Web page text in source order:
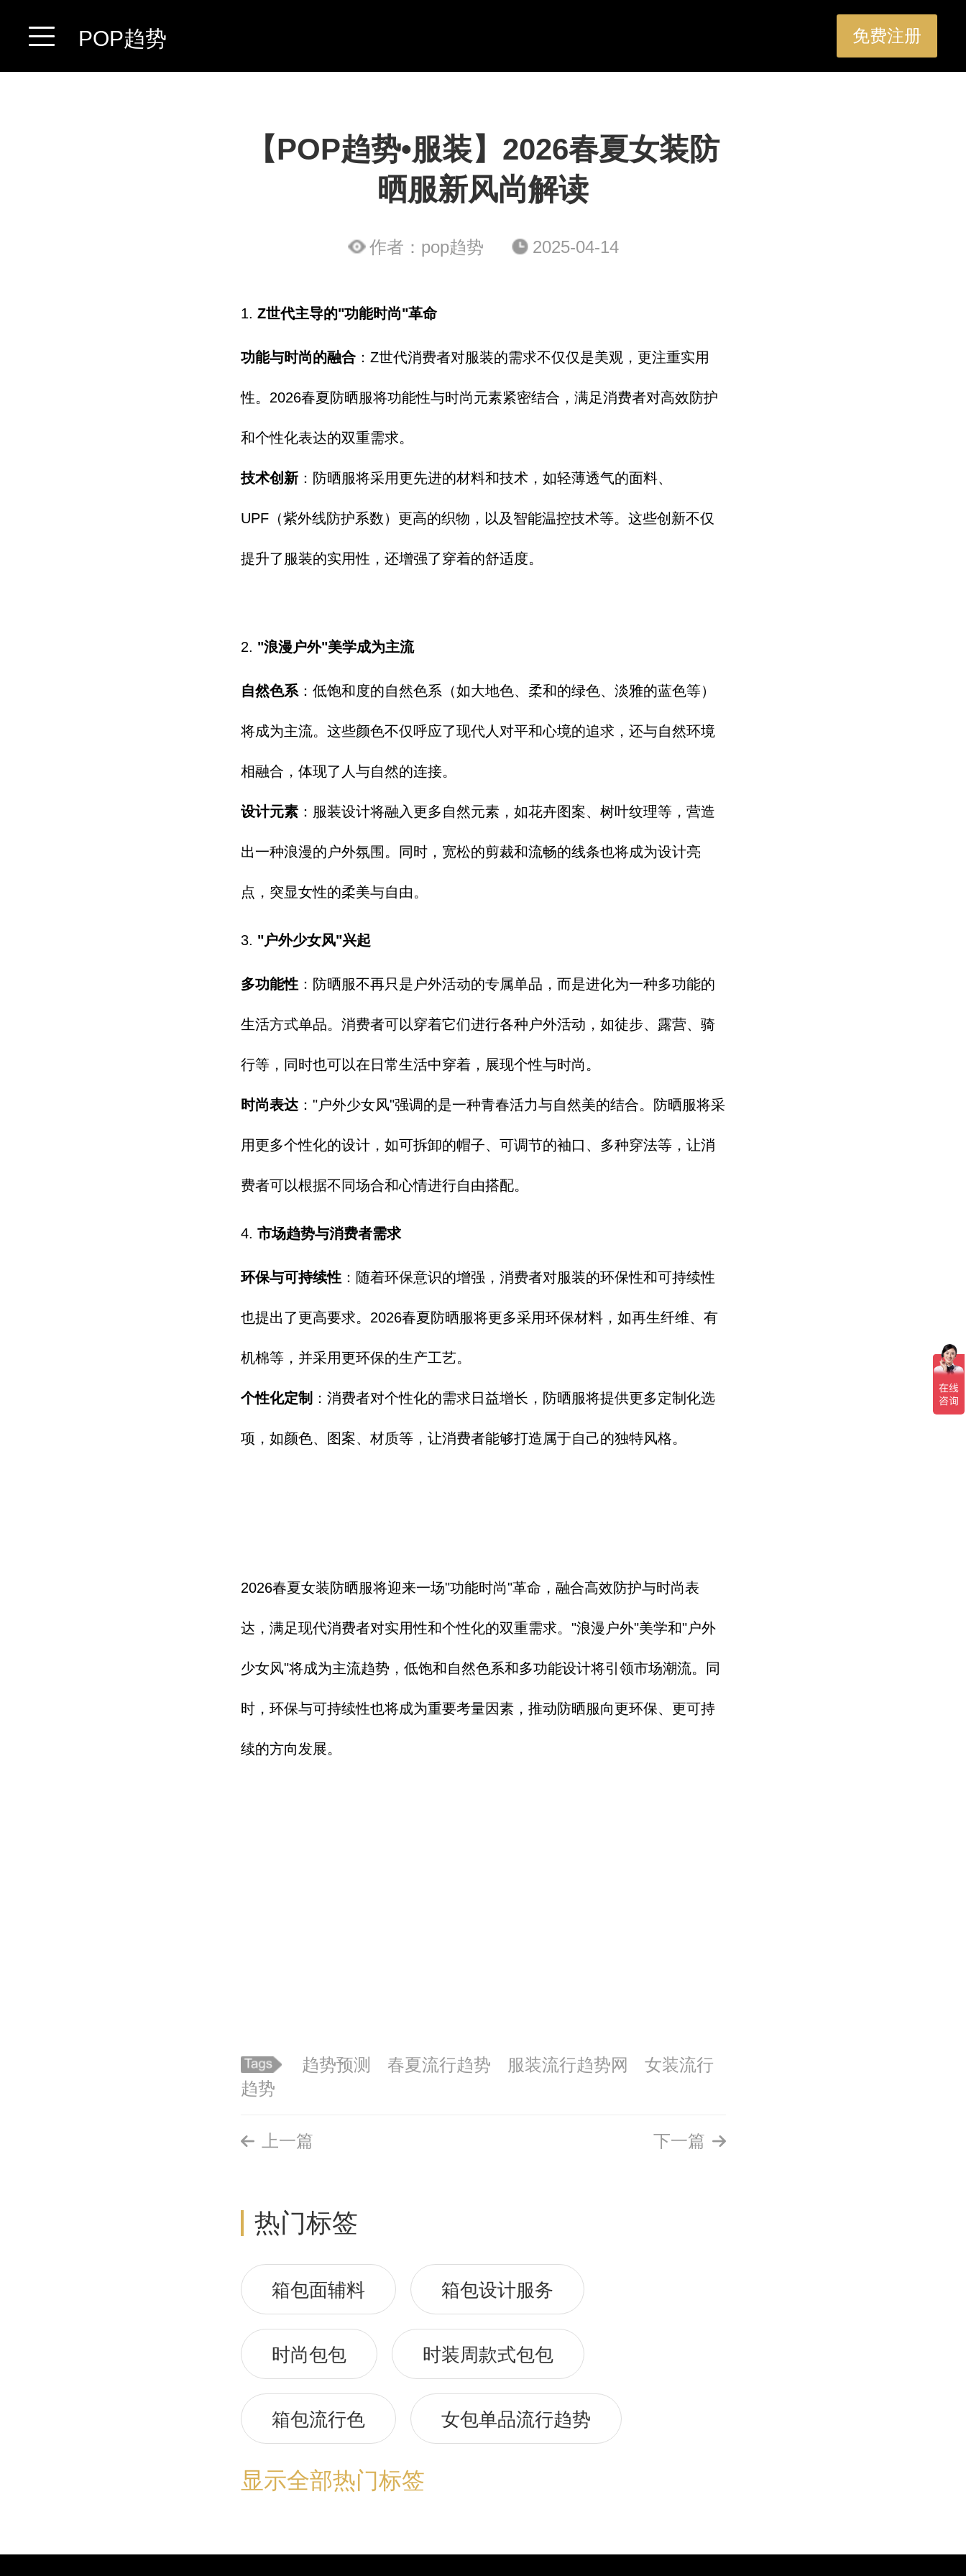
POP趋势 免费注册
【POP趋势•服装】2026春夏女装防
晒服新风尚解读
作者：pop趋势 2025-04-14
1. Z世代主导的"功能时尚"革命
功能与时尚的融合： Z世代消费者对服装的需求不仅仅是美观， 更注重实用
性。 2026春夏防晒服将功能性与时尚元素紧密结合， 满足消费者对高效防护
和个性化表达的双重需求。
技术创新： 防晒服将采用更先进的材料和技术， 如轻薄透气的面料、
UPF（紫外线防护系数）更高的织物， 以及智能温控技术等。 这些创新不仅
提升了服装的实用性， 还增强了穿着的舒适度。
2. "浪漫户外"美学成为主流
自然色系： 低饱和度的自然色系（如大地色、 柔和的绿色、 淡雅的蓝色等）
将成为主流。 这些颜色不仅呼应了现代人对平和心境的追求， 还与自然环境
相融合， 体现了人与自然的连接。
设计元素： 服装设计将融入更多自然元素， 如花卉图案、 树叶纹理等， 营造
出一种浪漫的户外氛围。 同时， 宽松的剪裁和流畅的线条也将成为设计亮
点， 突显女性的柔美与自由。
3. "户外少女风"兴起
多功能性： 防晒服不再只是户外活动的专属单品 ， 而是进化为一种多功能的
生活方式单品。 消费者可以穿着它们进行各种户外活动， 如徒步、 露营、 骑
行等， 同时也可以在日常生活中穿着， 展现个性与时尚。
时尚表达： "户外少女风"强调的是一种青春活力与自然美的结合。 防晒服将采
用更多个性化的设计， 如可拆卸的帽子、 可调节的袖口、 多种穿法等， 让消
费者可以根据不同场合和心情进行自由搭配。
4. 市场趋势与消费者需求
环保与可持续性： 随着环保意识的增强， 消费者对服装的环保性和可持续性
也提出了更高要求。 2026春夏防晒服将更多采用环保材料， 如再生纤维、 有
机棉等， 并采用更环保的生产工艺。
个性化定制 ： 消费者对个性化的需求日益增长， 防晒服将提供更多定制化选
项， 如颜色、 图案、 材质等， 让消费者能够打造属于自己的独特风格。
2026春夏女装防晒服将迎来一场"功能时尚"革命 ， 融合高效防护与时尚表
达， 满足现代消费者对实用性和个性化的双重需求。 "浪漫户外"美学和"户外
少女风"将成为主流趋势， 低饱和自然色系和多功能设计将引领市场潮流。 同
时， 环保与可持续性也将成为重要考量因素， 推动防晒服向更环保、 更可持
续的方向发展。
趋势预测 春夏流行趋势 服装流行趋势网
女装流行
趋势
上一篇 下一篇
热门标签
箱包面辅料 箱包设计服务
时尚包包 时装周款式包包
箱包流行色 女包单品流行趋势
箱包流行趋势预测
女包流行趋势预测 箱包材质流行趋势
显示全部热门标签